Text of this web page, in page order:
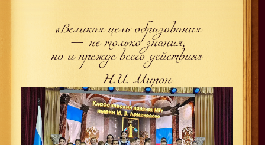
«Великая цель образования
— не только знания,
но и прежде всего действия»
— Н.И. Мирон